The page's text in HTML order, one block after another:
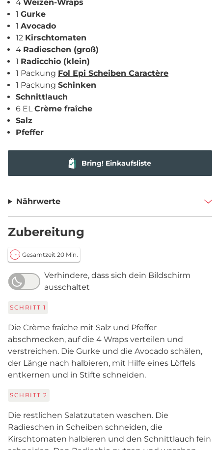
4 Weizen-Wraps
1 Gurke
1 Avocado
12 Kirschtomaten
4 Radieschen (groß)
1 Radicchio (klein)
1 Packung Fol Epi Scheiben Caractère
1 Packung Schinken
Schnittlauch
6 ELCrème fraîche
Salz
Pfeffer
Bring! Einkaufsliste
Nährwerte
Zubereitung
Gesamtzeit 20 Min.
Verhindere, dass sich dein Bildschirm
ausschaltet
SCHRITT 1
Die Crème fraîche mit Salz und Pfeffer
abschmecken, auf die 4 Wraps verteilen und
verstreichen. Die Gurke und die Avocado schälen,
der Länge nach halbieren, mit Hilfe eines Löffels
entkernen und in Stifte schneiden.
SCHRITT 2
Die restlichen Salatzutaten waschen. Die
Radieschen in Scheiben schneiden, die
Kirschtomaten halbieren und den Schnittlauch fein